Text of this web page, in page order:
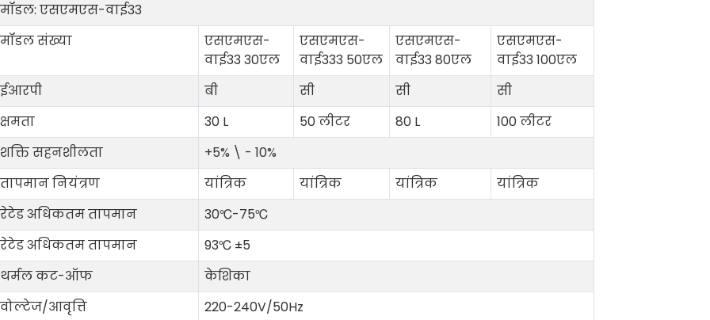
मॉडल: एसएमएस-वाई33
मॉडल संख्या
एसएमएस-
वाई33 30एल
एसएमएस-
वाई333 50एल
एसएमएस-
वाई33 80एल
एसएमएस-
वाई33 100एल
ईआरपी
बी सी सी
सी
क्षमता
30 L 50 लीटर 80 L
100 लीटर
शक्ति सहनशीलता
+5% \ - 10%
तापमान नियंत्रण
यांत्रिक यांत्रिक यांत्रिक
यांत्रिक
रेटेड अधिकतम तापमान
30℃-75℃
रेटेड अधिकतम तापमान
93℃ ±5
थर्मल कट-ऑफ
केशिका
वोल्टेज/आवृत्ति
220-240V/50Hz